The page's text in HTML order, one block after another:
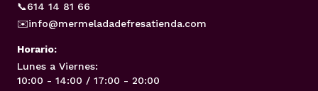
📞614 14 81 66
✉️info@mermeladadefresatienda.com
Horario:
Lunes a Viernes:
10:00 - 14:00 / 17:00 - 20:00